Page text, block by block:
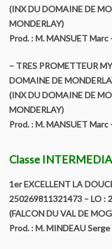
(INX DU DOMAINE DE
MONDERLAY)
Prod. : M. MANSUET
– TRES PROMETTEUR
DOMAINE DE
(INX DU DOMAINE DE
MONDERLAY)
Prod. : M. MANSUET
Classe
1er EXCELLENT LA
250269811321473 – LO :
(FALCON DU VAL DE
Prod. : M. MINDEAU